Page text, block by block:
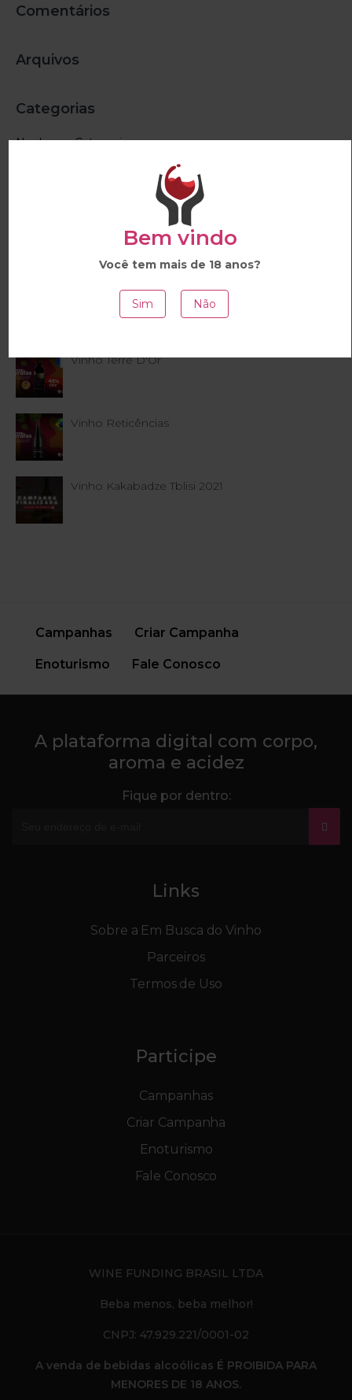
Bem vindo
Você tem mais de 18 anos?
Sim Não
Comentários
Arquivos
Categorias
Nenhuma Categoria
Vinho Kakabadze Tblisi
Vinho Blanc Rivotte
Vinho Terre D'Or
Vinho Reticências
Vinho Kakabadze Tblisi 2021
Campanhas Criar Campanha
Enoturismo Fale Conosco
A plataforma digital com corpo,
aroma e acidez
Fique por dentro:
Links
Sobre a Em Busca do Vinho
Parceiros
Termos de Uso
Participe
Campanhas
Criar Campanha
Enoturismo
Fale Conosco
WINE FUNDING BRASIL LTDA
Beba menos, beba melhor!
CNPJ: 47.929.221/0001-02
A venda de bebidas alcoólicas É PROIBIDA PARA
MENORES DE 18 ANOS.